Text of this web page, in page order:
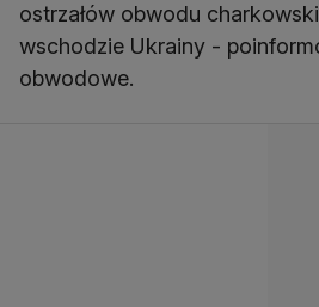
ostrzałów obwodu
wschodzie Ukrainy -
obwodowe.